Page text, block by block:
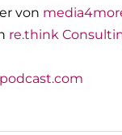
von
re.think